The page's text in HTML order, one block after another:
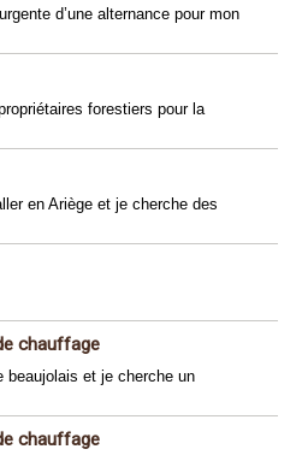
d’une alternance pour mon
forestiers pour la
en Ariège et je cherche des
chauffage
beaujolais et je cherche un
chauffage